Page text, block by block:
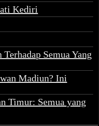
Kediri
Semua Yang
Madiun? Ini
Timur: Semua yang